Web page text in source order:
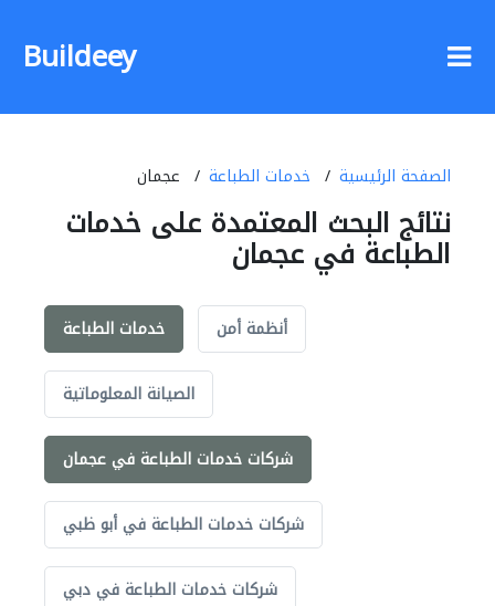
Buildeey
الصفحة الرئيسية خدمات الطباعة عجمان
نتائج البحث المعتمدة على خدمات
الطباعة في عجمان
خدمات الطباعة أنظمة أمن
الصيانة المعلوماتية
شركات خدمات الطباعة في عجمان
شركات خدمات الطباعة في أبو ظبي
شركات خدمات الطباعة في دبي